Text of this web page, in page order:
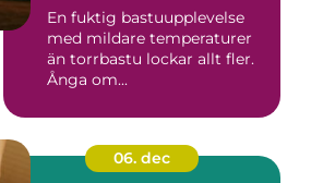
En fuktig bastuupplevelse
med mildare temperaturer
än torrbastu lockar allt fler.
Ånga om...
06. dec